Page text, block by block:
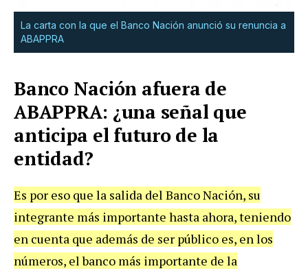
La carta con la que el Banco Nación anunció su renuncia a
ABAPPRA
Banco Nación afuera de
ABAPPRA: ¿una señal que
anticipa el futuro de la
entidad?
Es por eso que la salida del Banco Nación, su
integrante más importante hasta ahora, teniendo
en cuenta que además de ser público es, en los
números, el banco más importante de la